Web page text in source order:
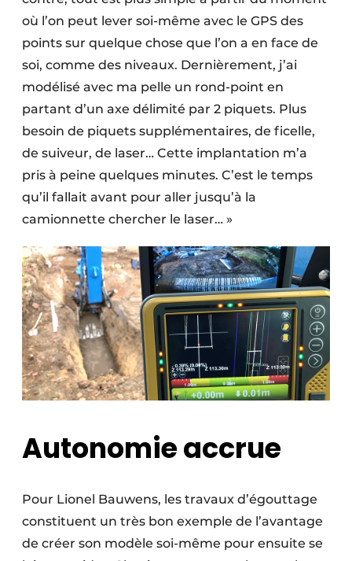
où l’on peut lever soi-même avec le GPS des
points sur quelque chose que l’on a en face de
soi, comme des niveaux. Dernièrement, j’ai
modélisé avec ma pelle un rond-point en
partant d’un axe délimité par 2 piquets. Plus
besoin de piquets supplémentaires, de ficelle,
de suiveur, de laser… Cette implantation m’a
pris à peine quelques minutes. C’est le temps
qu’il fallait avant pour aller jusqu’à la
camionnette chercher le laser… »
Autonomie accrue
Pour Lionel Bauwens, les travaux d’égouttage
constituent un très bon exemple de l’avantage
de créer son modèle soi-même pour ensuite se